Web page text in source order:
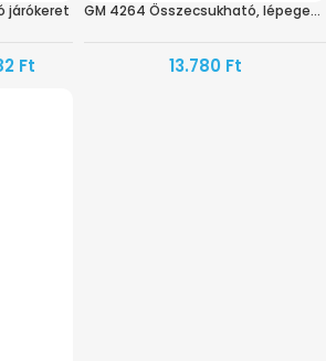
járókeret
Ft
GM 4264 Összecsukható, lépegető járókeret
13.780 Ft